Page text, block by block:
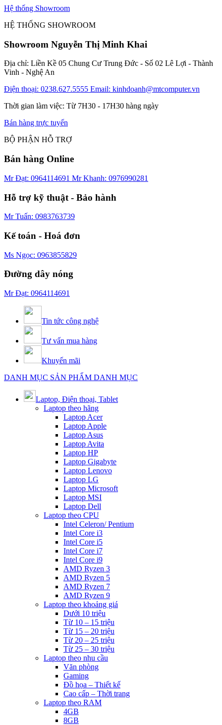
Hệ thống Showroom
HỆ THỐNG SHOWROOM
Showroom Nguyễn Thị Minh Khai
Địa chỉ: Liền Kề 05 Chung Cư Trung Đức - Số 02 Lê Lợi - Thành
Vinh - Nghệ An
Điện thoại: 0238.627.5555 Email: kinhdoanh@mtcomputer.vn
Thời gian làm việc: Từ 7H30 - 17H30 hàng ngày
Bán hàng trực tuyến
BỘ PHẬN HỖ TRỢ
Bán hàng Online
Mr Đạt: 0964114691 Mr Khanh: 0976990281
Hỗ trợ kỹ thuật - Bảo hành
Mr Tuấn: 0983763739
Kế toán - Hoá đơn
Ms Ngọc: 0963855829
Đường dây nóng
Mr Đạt: 0964114691
Tin tức công nghệ
Tư vấn mua hàng
Khuyến mãi
DANH MỤC SẢN PHẨM DANH MỤC
Laptop, Điện thoại, Tablet
Laptop theo hãng
Laptop Acer
Laptop Apple
Laptop Asus
Laptop Avita
Laptop HP
Laptop Gigabyte
Laptop Lenovo
Laptop LG
Laptop Microsoft
Laptop MSI
Laptop Dell
Laptop theo CPU
Intel Celeron/ Pentium
Intel Core i3
Intel Core i5
Intel Core i7
Intel Core i9
AMD Ryzen 3
AMD Ryzen 5
AMD Ryzen 7
AMD Ryzen 9
Laptop theo khoảng giá
Dưới 10 triệu
Từ 10 – 15 triệu
Từ 15 – 20 triệu
Từ 20 – 25 triệu
Từ 25 – 30 triệu
Laptop theo nhu cầu
Văn phòng
Gaming
Đồ họa – Thiết kế
Cao cấp – Thời trang
Laptop theo RAM
4GB
8GB